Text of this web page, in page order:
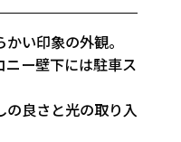
い印象の外観。
ー壁下には駐車ス
良さと光の取り入